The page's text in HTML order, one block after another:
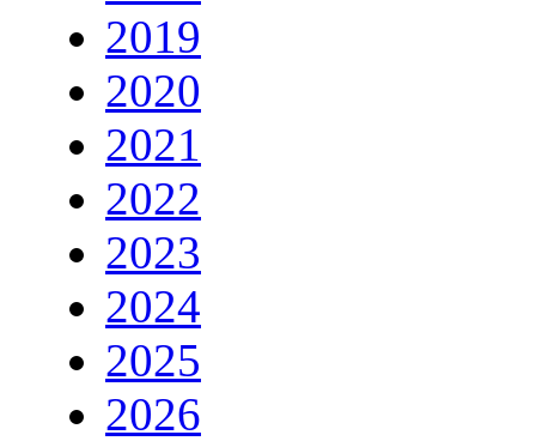
2019
2020
2021
2022
2023
2024
2025
2026